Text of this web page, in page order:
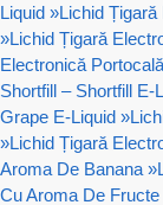
Liquid »Lichid
»Lichid Țigară
Electronică
Shortfill – Shortfill E-
Grape E-Liquid »
»Lichid Țigară
Aroma De Banana »
Cu Aroma De